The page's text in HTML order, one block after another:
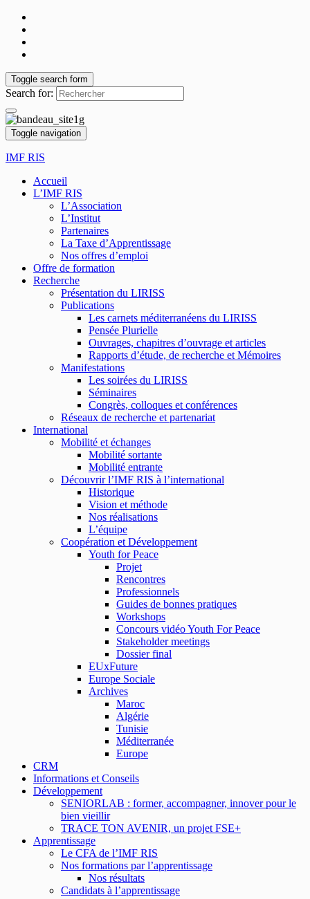
Toggle search form
Search for:
Toggle navigation
IMF RIS
Accueil
L’IMF RIS
L’Association
L’Institut
Partenaires
La Taxe d’Apprentissage
Nos offres d’emploi
Offre de formation
Recherche
Présentation du LIRISS
Publications
Les carnets méditerranéens du LIRISS
Pensée Plurielle
Ouvrages, chapitres d’ouvrage et articles
Rapports d’étude, de recherche et Mémoires
Manifestations
Les soirées du LIRISS
Séminaires
Congrès, colloques et conférences
Réseaux de recherche et partenariat
International
Mobilité et échanges
Mobilité sortante
Mobilité entrante
Découvrir l’IMF RIS à l’international
Historique
Vision et méthode
Nos réalisations
L’équipe
Coopération et Développement
Youth for Peace
Projet
Rencontres
Professionnels
Guides de bonnes pratiques
Workshops
Concours vidéo Youth For Peace
Stakeholder meetings
Dossier final
EUxFuture
Europe Sociale
Archives
Maroc
Algérie
Tunisie
Méditerranée
Europe
CRM
Informations et Conseils
Développement
SENIORLAB : former, accompagner, innover pour le
bien vieillir
TRACE TON AVENIR, un projet FSE+
Apprentissage
Le CFA de l’IMF RIS
Nos formations par l’apprentissage
Nos résultats
Candidats à l’apprentissage